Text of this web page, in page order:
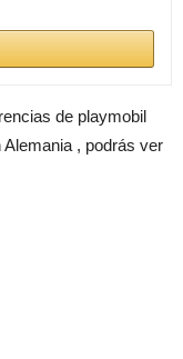
de playmobil
, podrás ver